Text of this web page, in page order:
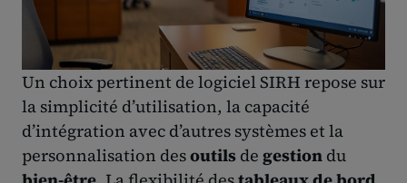
Un choix pertinent de logiciel SIRH repose sur
la simplicité d’utilisation, la capacité
d’intégration avec d’autres systèmes et la
personnalisation desoutils de gestion du